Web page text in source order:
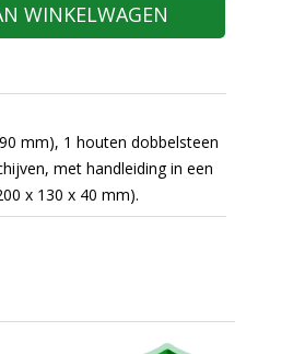
WINKELWAGEN
mm), 1 houten dobbelsteen
met handleiding in een
x 130 x 40 mm).